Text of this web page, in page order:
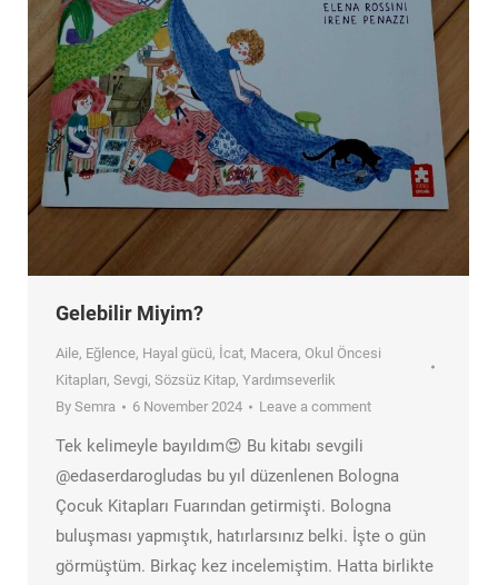
Gelebilir Miyim?
Aile, Eğlence, Hayal gücü, İcat, Macera, Okul Öncesi
Kitapları, Sevgi, Sözsüz Kitap, Yardımseverlik
By Semra 6 November 2024 Leave a comment
Tek kelimeyle bayıldım😍 Bu kitabı sevgili
@edaserdarogludas bu yıl düzenlenen Bologna
Çocuk Kitapları Fuarından getirmişti. Bologna
buluşması yapmıştık, hatırlarsınız belki. İşte o gün
görmüştüm. Birkaç kez incelemiştim. Hatta birlikte